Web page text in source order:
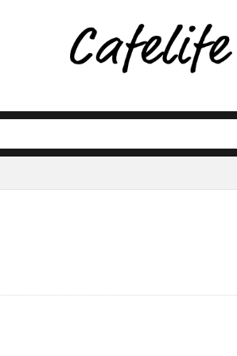
2021 コーヒー豆 おすすめ
2021 ペンダント
2021年 おうち時間
2021年 おうち時間 庭
gardenolo
HARIO おすすめ HARIO カフ
アート オンラインショップ
アート レンタル